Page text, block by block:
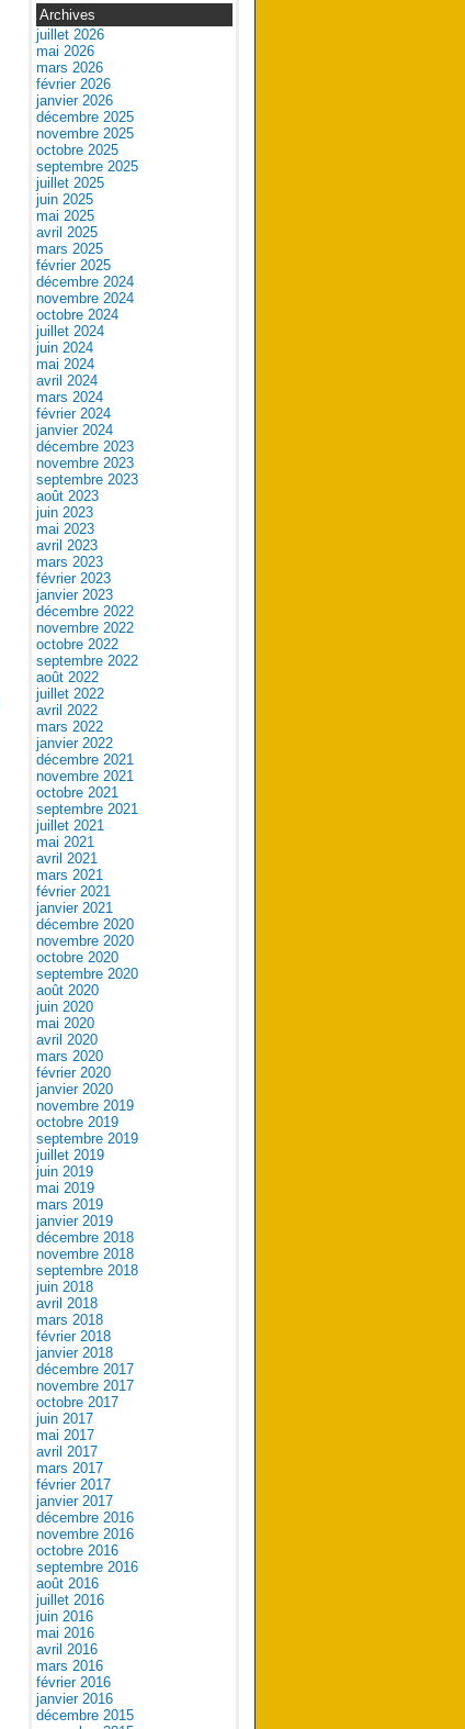
Archives
juillet 2026
mai 2026
mars 2026
février 2026
janvier 2026
décembre 2025
novembre 2025
octobre 2025
septembre 2025
juillet 2025
juin 2025
mai 2025
avril 2025
mars 2025
février 2025
décembre 2024
novembre 2024
octobre 2024
juillet 2024
juin 2024
mai 2024
avril 2024
mars 2024
février 2024
janvier 2024
décembre 2023
novembre 2023
septembre 2023
août 2023
juin 2023
mai 2023
avril 2023
mars 2023
février 2023
janvier 2023
décembre 2022
novembre 2022
octobre 2022
septembre 2022
août 2022
juillet 2022
avril 2022
mars 2022
janvier 2022
décembre 2021
novembre 2021
octobre 2021
septembre 2021
juillet 2021
mai 2021
avril 2021
mars 2021
février 2021
janvier 2021
décembre 2020
novembre 2020
octobre 2020
septembre 2020
août 2020
juin 2020
mai 2020
avril 2020
mars 2020
février 2020
janvier 2020
novembre 2019
octobre 2019
septembre 2019
juillet 2019
juin 2019
mai 2019
mars 2019
janvier 2019
décembre 2018
novembre 2018
septembre 2018
juin 2018
avril 2018
mars 2018
février 2018
janvier 2018
décembre 2017
novembre 2017
octobre 2017
juin 2017
mai 2017
avril 2017
mars 2017
février 2017
janvier 2017
décembre 2016
novembre 2016
octobre 2016
septembre 2016
août 2016
juillet 2016
juin 2016
mai 2016
avril 2016
mars 2016
février 2016
janvier 2016
décembre 2015